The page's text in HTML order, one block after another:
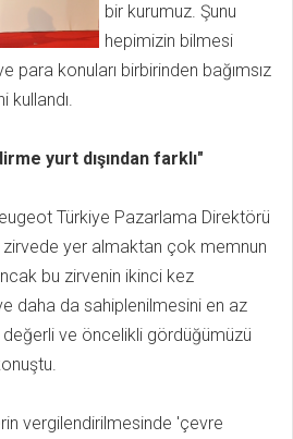
bir kurumuz. Şunu
hepimizin bilmesi
para konuları birbirinden bağımsız
kullandı.
yurt dışından farklı"
Türkiye Pazarlama Direktörü
zirvede yer almaktan çok memnun
bu zirvenin ikinci kez
daha da sahiplenilmesini en az
değerli ve öncelikli gördüğümüzü
vergilendirilmesinde 'çevre